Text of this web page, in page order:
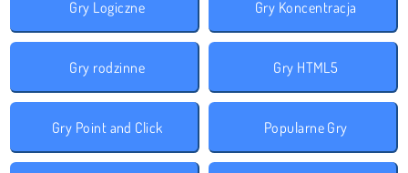
Gry Logiczne Gry Koncentracja
Gry rodzinne Gry HTML5
Gry Point and Click Popularne Gry